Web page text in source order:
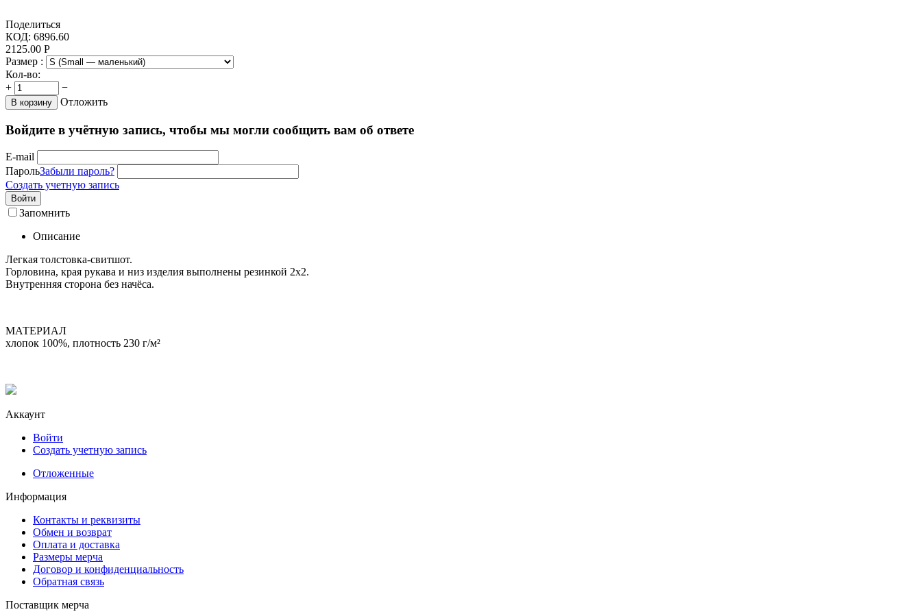
Поделиться
КОД: 6896.60
2125.00 Р
Размер :
Кол-во:
+
−
В корзину Отложить
Войдите в учётную запись, чтобы мы могли сообщить вам об ответе
E-mail
ПарольЗабыли пароль?
Создать учетную запись
Войти
Запомнить
Описание
Легкая толстовка-свитшот.
Горловина, края рукава и низ изделия выполнены резинкой 2х2.
Внутренняя сторона без начёса.
МАТЕРИАЛ
хлопок 100%, плотность 230 г/м²
Аккаунт
Войти
Создать учетную запись
Отложенные
Информация
Контакты и реквизиты
Обмен и возврат
Оплата и доставка
Размеры мерча
Договор и конфиденциальность
Обратная связь
Поставщик мерча